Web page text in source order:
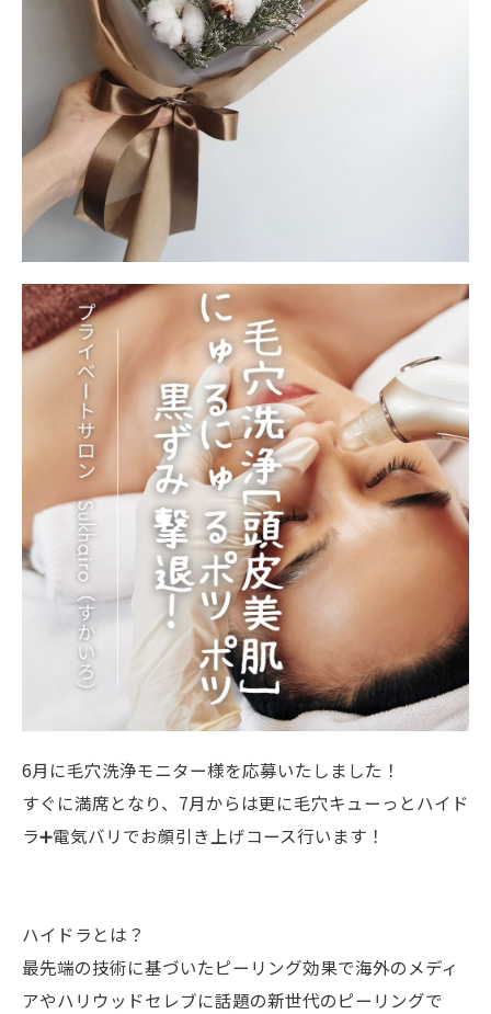
6月に毛穴洗浄モニター様を応募いたしました！
すぐに満席となり、7月からは更に毛穴キューっとハイド
ラ➕電気バリでお顔引き上げコース行います！
ハイドラとは？
最先端の技術に基づいたピーリング効果で海外のメディ
アやハリウッドセレブに話題の新世代のピーリングで